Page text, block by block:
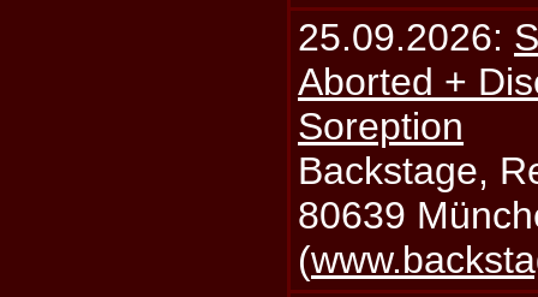
25.09.2026:
Aborted +
Soreption
Backstage,
80639
(